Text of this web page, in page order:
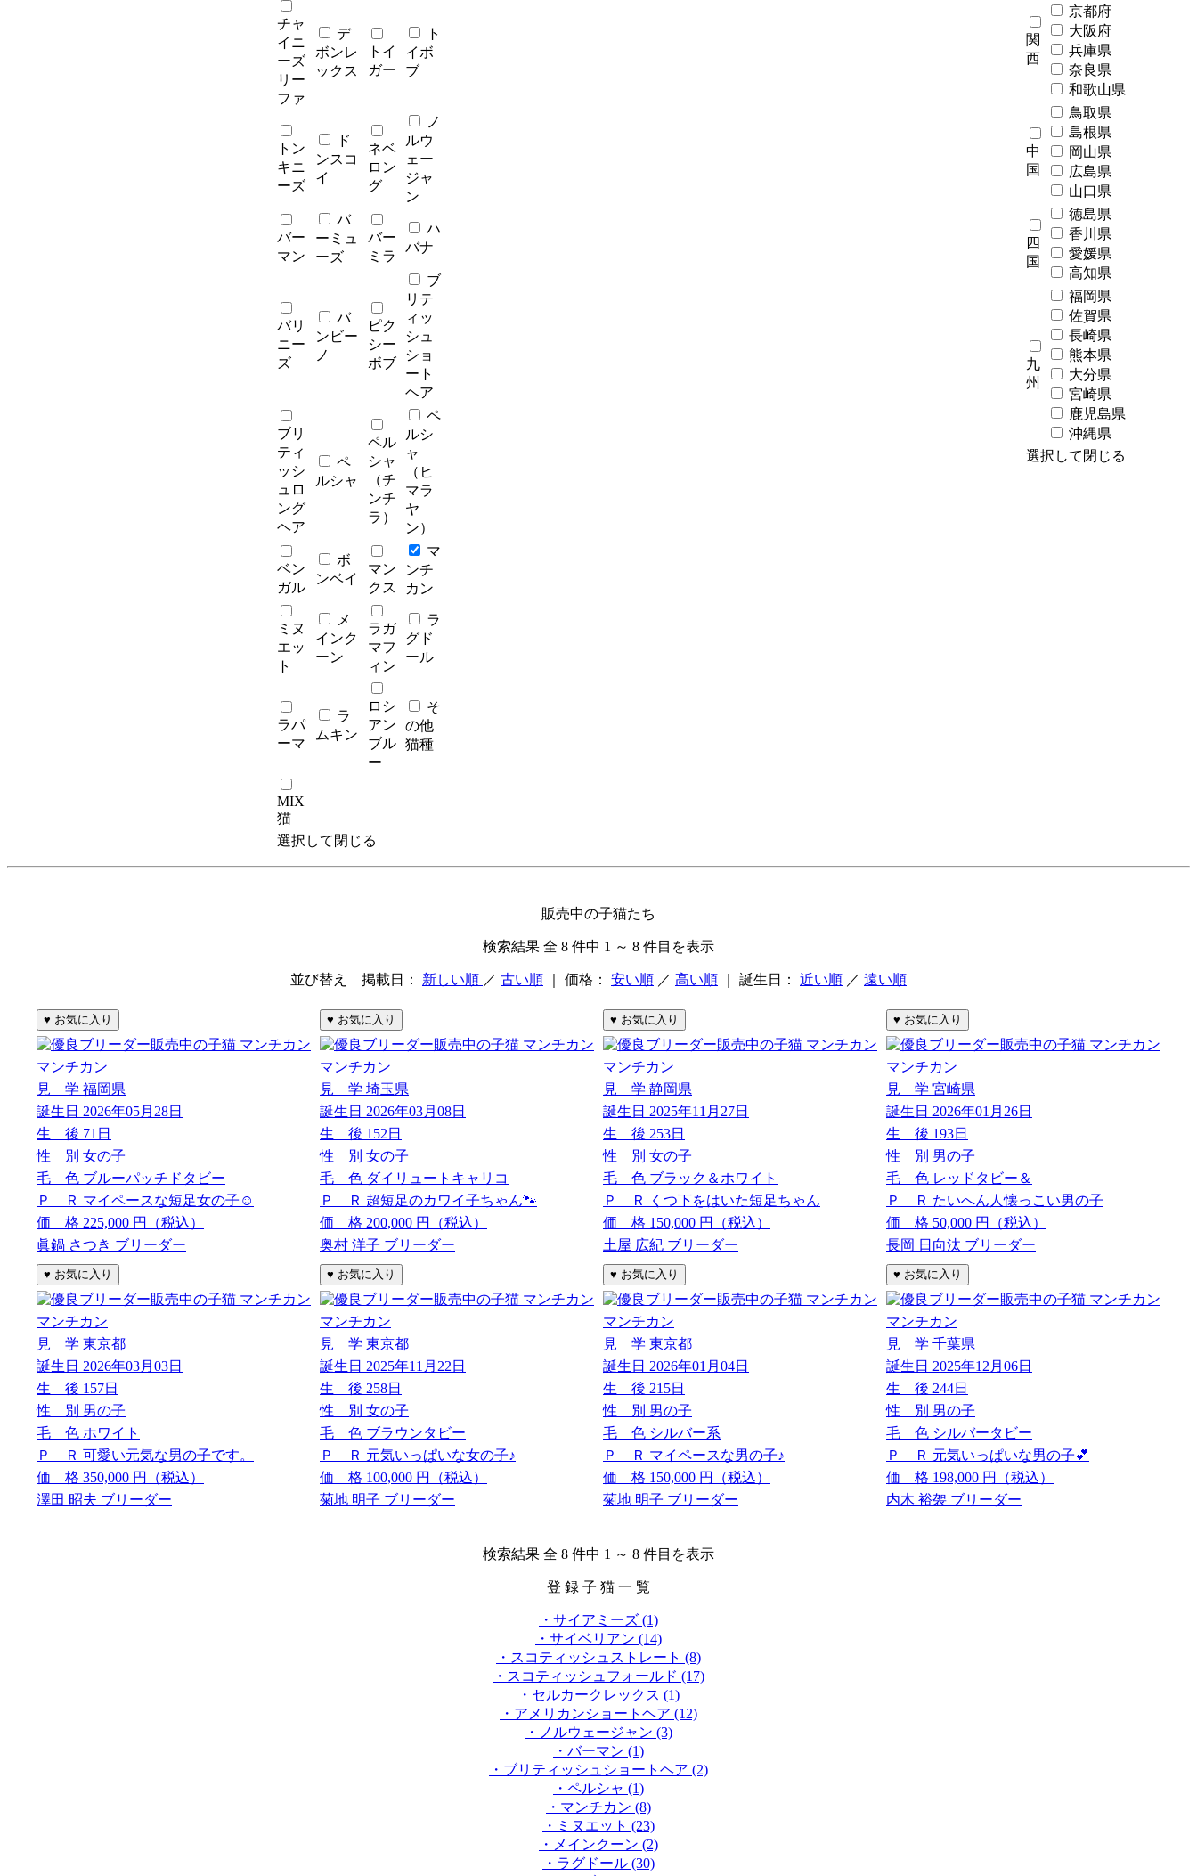
チャ
イニ
ーズ
リー
ファ
デ
ボンレ
ックス
トイ
ガー
ト
イボ
ブ
トン
キニ
ーズ
ド
ンスコ
イ
ネベ
ロン
グ
ノ
ルウ
ェー
ジャ
ン
バー
マン
バ
ーミュ
ーズ
バー
ミラ
ハ
バナ
バリ
ニー
ズ
バ
ンビー
ノ
ピク
シー
ボブ
ブ
リテ
ィッ
シュ
ショ
ート
ヘア
ブリ
ティ
ッシ
ュロ
ング
ヘア
ペ
ルシャ
ペル
シャ
（チ
ンチ
ラ）
ペ
ルシ
ャ
（ヒ
マラ
ヤ
ン）
ベン
ガル
ボ
ンベイ
マン
クス
マ
ンチ
カン
ミヌ
エッ
ト
メ
インク
ーン
ラガ
マフ
ィン
ラ
グド
ール
ラパ
ーマ
ラ
ムキン
ロシ
アン
ブル
ー
そ
の他
猫種
MIX
猫
選択して閉じる
関
西
京都府
大阪府
兵庫県
奈良県
和歌山県
中
国
鳥取県
島根県
岡山県
広島県
山口県
四
国
徳島県
香川県
愛媛県
高知県
九
州
福岡県
佐賀県
長崎県
熊本県
大分県
宮崎県
鹿児島県
沖縄県
選択して閉じる
販売中の子猫たち
検索結果 全 8 件中 1 ～ 8 件目を表示
並び替え 掲載日： 新しい順 ／ 古い順 ｜ 価格： 安い順 ／ 高い順 ｜ 誕生日： 近い順 ／ 遠い順
マンチカン
見 学 福岡県
誕生日 2026年05月28日
生 後 71日
性 別 女の子
毛 色 ブルーパッチドタビー
Ｐ Ｒ マイペースな短足女の子☺️
価 格 225,000 円（税込）
眞鍋 さつき ブリーダー
マンチカン
見 学 埼玉県
誕生日 2026年03月08日
生 後 152日
性 別 女の子
毛 色 ダイリュートキャリコ
Ｐ Ｒ 超短足のカワイ子ちゃん🐾
価 格 200,000 円（税込）
奥村 洋子 ブリーダー
マンチカン
見 学 静岡県
誕生日 2025年11月27日
生 後 253日
性 別 女の子
毛 色 ブラック＆ホワイト
Ｐ Ｒ
くつ下をはいた短足ちゃん
価 格 150,000 円（税込）
土屋 広紀 ブリーダー
マンチカン
見 学 宮崎県
誕生日 2026年01月26日
生 後 193日
性 別 男の子
毛 色 レッドタビー＆
Ｐ Ｒ たいへん人懐っこい男の子
価 格 50,000 円（税込）
長岡 日向汰 ブリーダー
マンチカン
見 学 東京都
誕生日 2026年03月03日
生 後 157日
性 別 男の子
毛 色 ホワイト
Ｐ Ｒ 可愛い元気な男の子です。
価 格 350,000 円（税込）
澤田 昭夫 ブリーダー
マンチカン
見 学 東京都
誕生日 2025年11月22日
生 後 258日
性 別 女の子
毛 色 ブラウンタビー
Ｐ Ｒ 元気いっぱいな女の子♪
価 格 100,000 円（税込）
菊地 明子 ブリーダー
マンチカン
見 学 東京都
誕生日 2026年01月04日
生 後 215日
性 別 男の子
毛 色 シルバー系
Ｐ Ｒ マイペースな男の子♪
価 格 150,000 円（税込）
菊地 明子 ブリーダー
マンチカン
見 学 千葉県
誕生日 2025年12月06日
生 後 244日
性 別 男の子
毛 色 シルバータビー
Ｐ Ｒ 元気いっぱいな男の子💕
価 格 198,000 円（税込）
内木 裕袈 ブリーダー
検索結果 全 8 件中 1 ～ 8 件目を表示
登 録 子 猫 一 覧
・サイアミーズ (1)
・サイベリアン (14)
・スコティッシュストレート (8)
・スコティッシュフォールド (17)
・セルカークレックス (1)
・アメリカンショートヘア (12)
・ノルウェージャン (3)
・バーマン (1)
・ブリティッシュショートヘア (2)
・ペルシャ (1)
・マンチカン (8)
・ミヌエット (23)
・メインクーン (2)
・ラグドール (30)